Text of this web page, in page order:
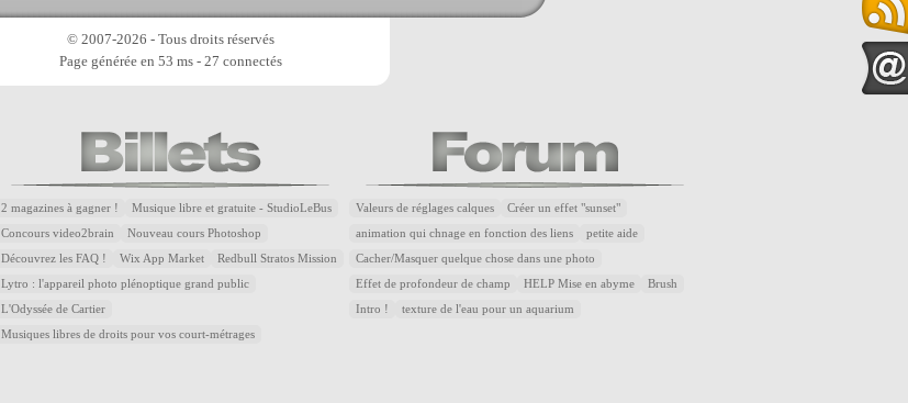
© 2007-2026 - Tous droits réservés
Page générée en 53 ms - 27 connectés
2 magazines à gagner ! Musique libre et gratuite - StudioLeBus
Concours video2brain Nouveau cours Photoshop
Découvrez les FAQ ! Wix App Market Redbull Stratos Mission
Lytro : l'appareil photo plénoptique grand public
L'Odyssée de Cartier
Musiques libres de droits pour vos court-métrages
Valeurs de réglages calques Créer un effet "sunset"
animation qui chnage en fonction des liens petite aide
Cacher/Masquer quelque chose dans une photo
Effet de profondeur de champ HELP Mise en abyme Brush
Intro ! texture de l'eau pour un aquarium